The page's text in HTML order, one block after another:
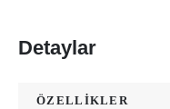
Detaylar
ÖZELLİKLER